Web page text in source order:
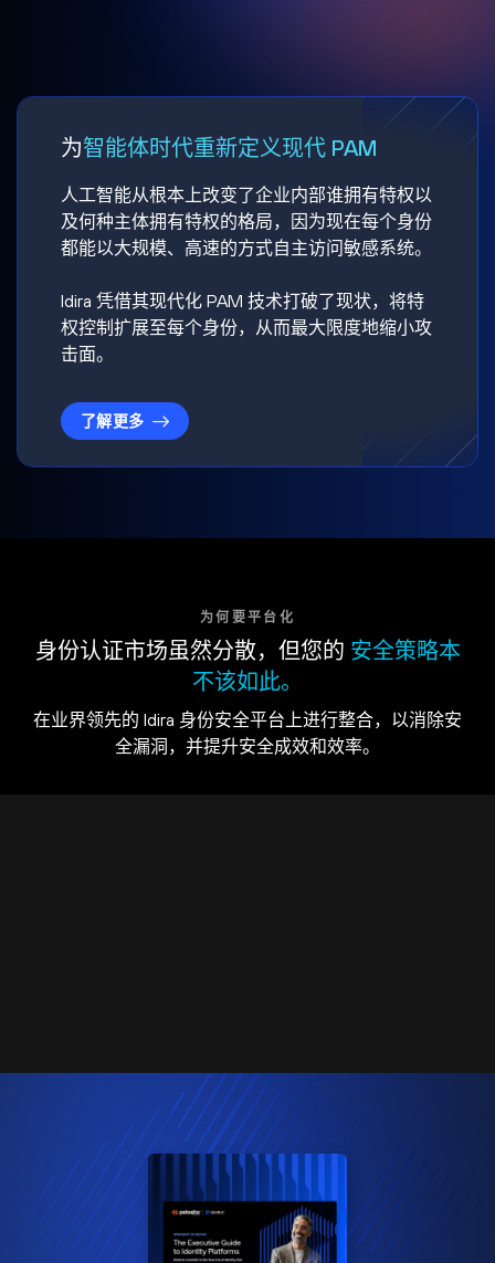
为智能体时代重新定义现代 PAM
人工智能从根本上改变了企业内部谁拥有特权以
及何种主体拥有特权的格局，因为现在每个身份
都能以大规模、高速的方式自主访问敏感系统。
Idira 凭借其现代化 PAM 技术打破了现状，将特
权控制扩展至每个身份，从而最大限度地缩小攻
击面。
了解更多
为何要平台化
身份认证市场虽然分散，但您的 安全策略本
不该如此。
在业界领先的 Idira 身份安全平台上进行整合，以消除安
全漏洞，并提升安全成效和效率。